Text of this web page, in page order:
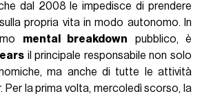
dal 2008 le impedisce di prendere
propria vita in modo autonomo. In
mental breakdown pubblico, è
il principale responsabile non solo
ma anche di tutte le attività
Per la prima volta, mercoledì scorso, la